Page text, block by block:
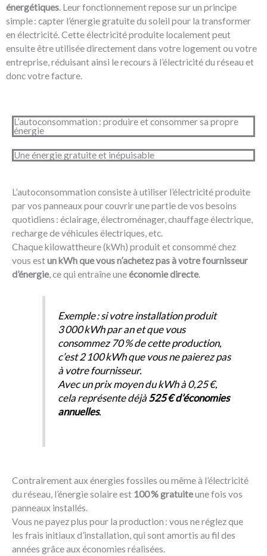
énergétiques. Leur fonctionnement repose sur un principe
simple : capter l’énergie gratuite du soleil pour la transformer
en électricité. Cette électricité produite localement peut
ensuite être utilisée directement dans votre logement ou votre
entreprise, réduisant ainsi le recours à l’électricité du réseau et
donc votre facture.
L’autoconsommation : produire et consommer sa propre
énergie
Une énergie gratuite et inépuisable
L’autoconsommation consiste à utiliser l’électricité produite
par vos panneaux pour couvrir une partie de vos besoins
quotidiens : éclairage, électroménager, chauffage électrique,
recharge de véhicules électriques, etc.
Chaque kilowattheure (kWh) produit et consommé chez
vous estun kWh que vous n’achetez pas à votre fournisseur
d’énergie, ce qui entraîne uneéconomie directe.
Exemple : si votre installation produit
3 000 kWh par an et que vous
consommez 70 % de cette production,
c’est 2 100 kWh que vous ne paierez pas
à votre fournisseur.
Avec un prix moyen du kWh à 0,25 €,
cela représente déjà525 € d’économies
annuelles.
Contrairement aux énergies fossiles ou même à l’électricité
du réseau, l’énergie solaire est 100 % gratuiteune fois vos
panneaux installés.
Vous ne payez plus pour la production : vous ne réglez que
les frais initiaux d’installation, qui sont amortis au fil des
années grâce aux économies réalisées.